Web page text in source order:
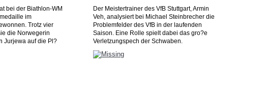
bei der Biathlon-WM
im
Trotz vier
die Norwegerin
Jurjewa auf die Pl?
Der Meistertrainer des VfB Stuttgart, Armin
Veh, analysiert bei Michael Steinbrecher die
Problemfelder des VfB in der laufenden
Saison. Eine Rolle spielt dabei das gro?e
Verletzungspech der Schwaben.